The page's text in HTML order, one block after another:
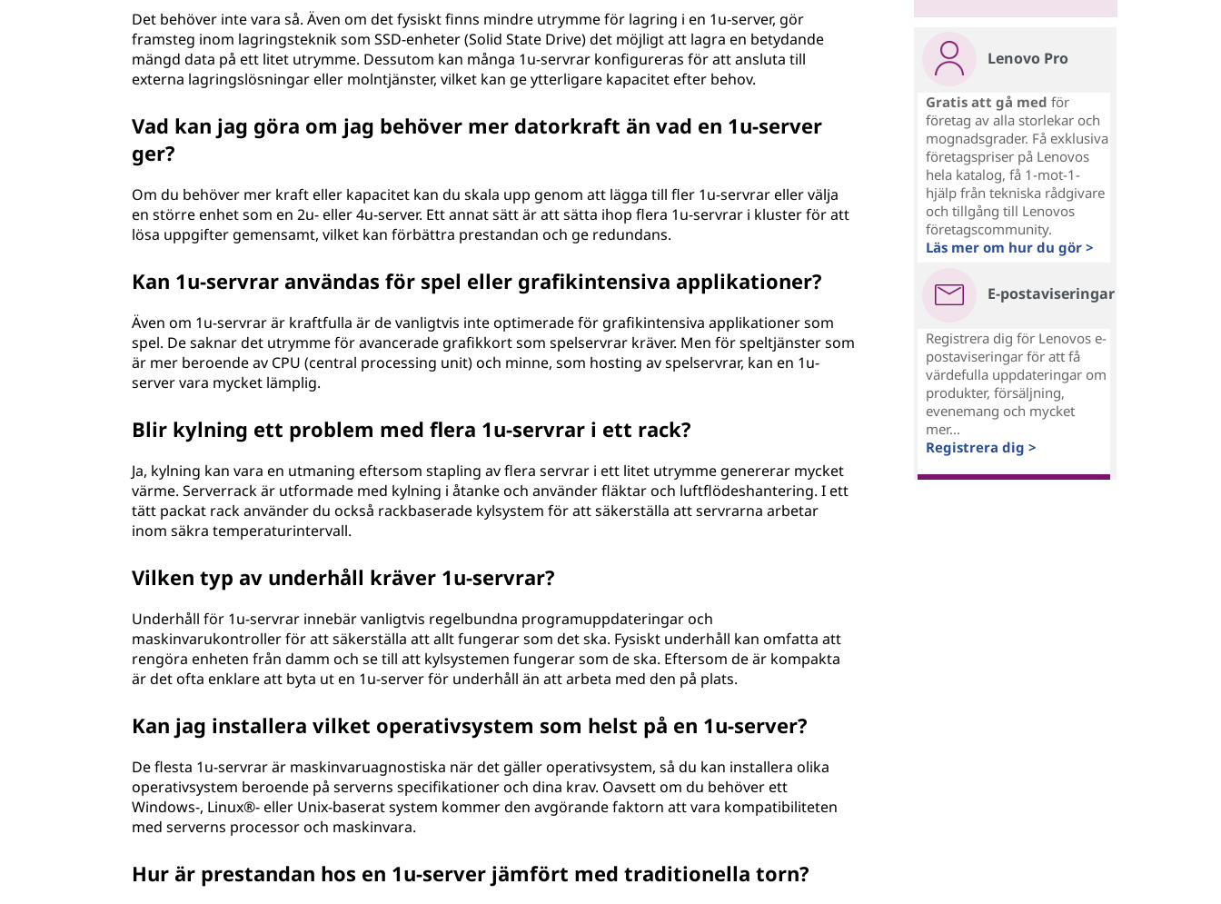
Det behöver inte vara så. Även om det fysiskt finns mindre utrymme för lagring i en 1u-server, gör
framsteg inom lagringsteknik som SSD-enheter (Solid State Drive) det möjligt att lagra en betydande
mängd data på ett litet utrymme. Dessutom kan många 1u-servrar konfigureras för att ansluta till
externa lagringslösningar eller molntjänster, vilket kan ge ytterligare kapacitet efter behov.
Vad kan jag göra om jag behöver mer datorkraft än vad en 1u-server
ger?
Om du behöver mer kraft eller kapacitet kan du skala upp genom att lägga till fler 1u-servrar eller välja
en större enhet som en 2u- eller 4u-server. Ett annat sätt är att sätta ihop flera 1u-servrar i kluster för att
lösa uppgifter gemensamt, vilket kan förbättra prestandan och ge redundans.
Kan 1u-servrar användas för spel eller grafikintensiva applikationer?
Även om 1u-servrar är kraftfulla är de vanligtvis inte optimerade för grafikintensiva applikationer som
spel. De saknar det utrymme för avancerade grafikkort som spelservrar kräver. Men för speltjänster som
är mer beroende av CPU (central processing unit) och minne, som hosting av spelservrar, kan en 1u-
server vara mycket lämplig.
Blir kylning ett problem med flera 1u-servrar i ett rack?
Ja, kylning kan vara en utmaning eftersom stapling av flera servrar i ett litet utrymme genererar mycket
värme. Serverrack är utformade med kylning i åtanke och använder fläktar och luftflödeshantering. I ett
tätt packat rack använder du också rackbaserade kylsystem för att säkerställa att servrarna arbetar
inom säkra temperaturintervall.
Vilken typ av underhåll kräver 1u-servrar?
Underhåll för 1u-servrar innebär vanligtvis regelbundna programuppdateringar och
maskinvarukontroller för att säkerställa att allt fungerar som det ska. Fysiskt underhåll kan omfatta att
rengöra enheten från damm och se till att kylsystemen fungerar som de ska. Eftersom de är kompakta
är det ofta enklare att byta ut en 1u-server för underhåll än att arbeta med den på plats.
Kan jag installera vilket operativsystem som helst på en 1u-server?
De flesta 1u-servrar är maskinvaruagnostiska när det gäller operativsystem, så du kan installera olika
operativsystem beroende på serverns specifikationer och dina krav. Oavsett om du behöver ett
Windows-, Linux®- eller Unix-baserat system kommer den avgörande faktorn att vara kompatibiliteten
med serverns processor och maskinvara.
Hur är prestandan hos en 1u-server jämfört med traditionella torn?
Lenovo Pro
Gratis att gå med för
företag av alla storlekar och
mognadsgrader. Få exklusiva
företagspriser på Lenovos
hela katalog, få 1-mot-1-
hjälp från tekniska rådgivare
och tillgång till Lenovos
företagscommunity.
Läs mer om hur du gör >
E-postaviseringar
Registrera dig för Lenovos e-
postaviseringar för att få
värdefulla uppdateringar om
produkter, försäljning,
evenemang och mycket
mer...
Registrera dig >